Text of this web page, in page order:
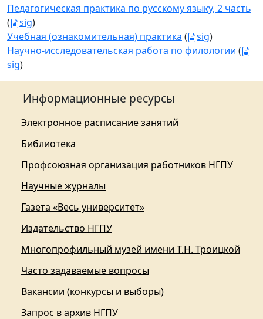
Педагогическая практика по русскому языку, 2 часть
(
sig)
Учебная (ознакомительная) практика ( sig)
Научно-исследовательская работа по филологии (
sig)
Информационные ресурсы
Электронное расписание занятий
Библиотека
Профсоюзная организация работников НГПУ
Научные журналы
Газета «Весь университет»
Издательство НГПУ
Многопрофильный музей имени Т.Н. Троицкой
Часто задаваемые вопросы
Вакансии (конкурсы и выборы)
Запрос в архив НГПУ